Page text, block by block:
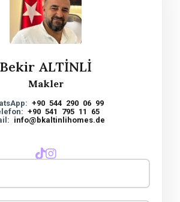
Bekir ALTİNLİ
Makler
+90 544 290 06 99
+90 541 795 11 65
info@bkaltinlihomes.de